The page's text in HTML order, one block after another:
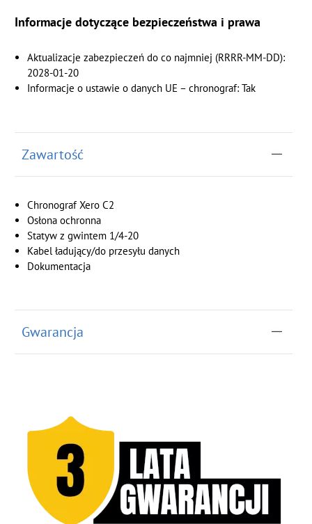
Informacje dotyczące bezpieczeństwa i prawa
Aktualizacje zabezpieczeń do co najmniej (RRRR-MM-DD):
2028-01-20
Informacje o ustawie o danych UE – chronograf: Tak
Zawartość
Chronograf Xero C2
Osłona ochronna
Statyw z gwintem 1/4-20
Kabel ładujący/do przesyłu danych
Dokumentacja
Gwarancja